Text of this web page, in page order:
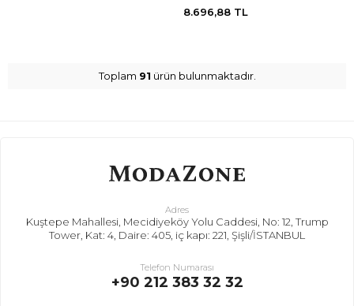
8.696,88 TL
Toplam 91 ürün bulunmaktadır.
Adres
Kuştepe Mahallesi, Mecidiyeköy Yolu Caddesi, No: 12, Trump
Tower, Kat: 4, Daire: 405, iç kapı: 221, Şişli/İSTANBUL
Telefon Numarası
+90 212 383 32 32